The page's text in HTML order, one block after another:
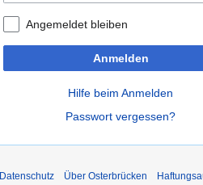
Angemeldet bleiben
Anmelden
Hilfe beim Anmelden
Passwort vergessen?
Datenschutz Über Osterbrücken